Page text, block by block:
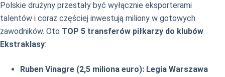
Polskie drużyny przestały być wyłącznie eksporterami
talentów i coraz częściej inwestują miliony w gotowych
zawodników. Oto TOP 5 transferów piłkarzy do klubów
Ekstraklasy:
Ruben Vinagre (2,5 miliona euro): Legia Warszawa